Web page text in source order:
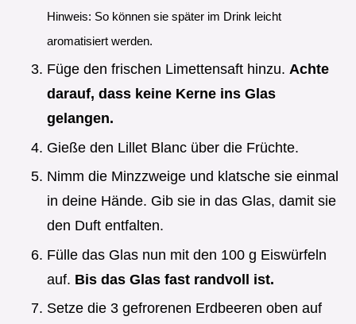
Hinweis: So können sie später im Drink leicht
aromatisiert werden.
Füge den frischen Limettensaft hinzu. Achte
darauf, dass keine Kerne ins Glas
gelangen.
Gieße den Lillet Blanc über die Früchte.
Nimm die Minzzweige und klatsche sie einmal
in deine Hände. Gib sie in das Glas, damit sie
den Duft entfalten.
Fülle das Glas nun mit den 100 g Eiswürfeln
auf. Bis das Glas fast randvoll ist.
Setze die 3 gefrorenen Erdbeeren oben auf